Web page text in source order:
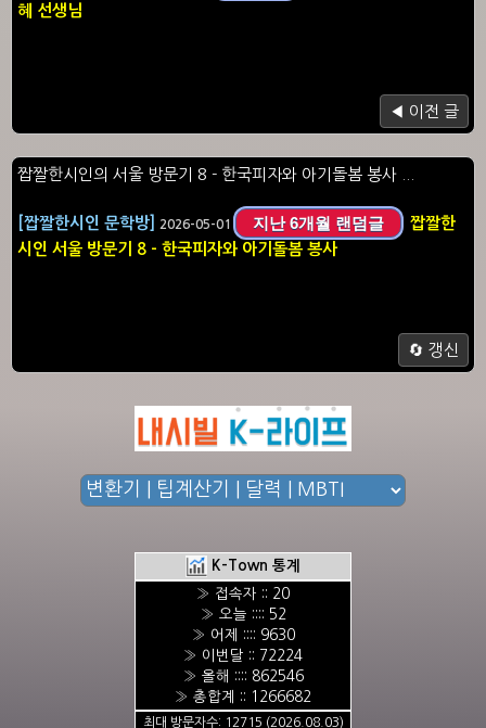
혜 선생님
◀ 이전 글
짭짤한시인의 서울 방문기 8 - 한국피자와 아기돌봄 봉사 ...
[짭짤한시인 문학방] 2026-05-01 지난 6개월 랜덤글
짭짤한
시인 서울 방문기 8 - 한국피자와 아기돌봄 봉사
🔄 갱신
K-Town 통계
» 접속자 :: 20
» 오늘 :::: 52
» 어제 :::: 9630
» 이번달 :: 72224
» 올해 :::: 862546
» 총합계 :: 1266682
최대 방문자수: 12715 (2026.08.03)